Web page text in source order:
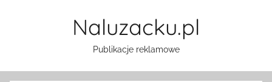
Naluzacku.pl
Publikacje reklamowe